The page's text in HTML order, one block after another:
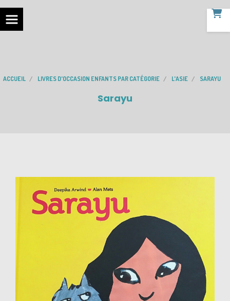
ACCUEIL LIVRES D'OCCASION ENFANTS PAR CATÉGORIE L'ASIE SARAYU
Sarayu